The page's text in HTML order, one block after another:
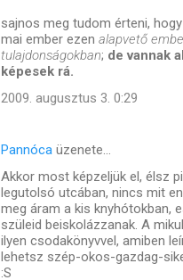
sajnos meg tudom érteni,
mai ember ezen alapvető
tulajdonságokban; de vannak
képesek rá.
2009. augusztus 3. 0:29
Pannóca üzenete…
Akkor most képzeljük el, élsz
legutolsó utcában, nincs mit
meg áram a kis knyhótokban,
szüleid beiskolázzanak. A
ilyen csodakönyvvel, amiben
lehetsz szép-okos-gazdag-
:S